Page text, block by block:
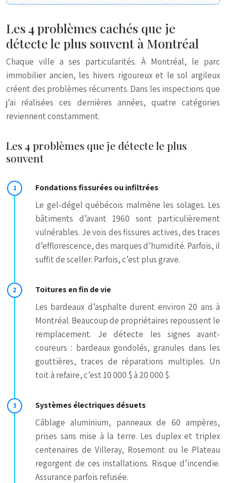
Les 4 problèmes cachés que je
détecte le plus souvent à Montréal
Chaque ville a ses particularités. À Montréal, le parc
immobilier ancien, les hivers rigoureux et le sol argileux
créent des problèmes récurrents. Dans les inspections que
j’ai réalisées ces dernières années, quatre catégories
reviennent constamment.
Les 4 problèmes que je détecte le plus
souvent
Fondations fissurées ou infiltrées
Le gel-dégel québécois malmène les solages. Les
bâtiments d’avant 1960 sont particulièrement
vulnérables. Je vois des fissures actives, des traces
d’efflorescence, des marques d’humidité. Parfois, il
suffit de sceller. Parfois, c’est plus grave.
Toitures en fin de vie
Les bardeaux d’asphalte durent environ 20 ans à
Montréal. Beaucoup de propriétaires repoussent le
remplacement. Je détecte les signes avant-
coureurs : bardeaux gondolés, granules dans les
gouttières, traces de réparations multiples. Un
toit à refaire, c’est 10 000 $ à 20 000 $.
Systèmes électriques désuets
Câblage aluminium, panneaux de 60 ampères,
prises sans mise à la terre. Les duplex et triplex
centenaires de Villeray, Rosemont ou le Plateau
regorgent de ces installations. Risque d’incendie.
Assurance parfois refusée.